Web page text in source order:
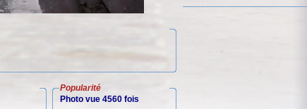
Popularité
Photo vue 4560 fois